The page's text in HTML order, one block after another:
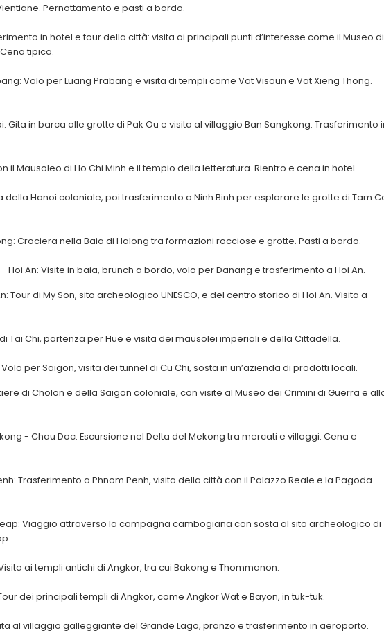
Pernottamento e pasti a bordo.
in hotel e tour della città: visita ai principali punti d’interesse come il Museo di
tipica.
Volo per Luang Prabang e visita di templi come Vat Visoun e Vat Xieng Thong.
Gita in barca alle grotte di Pak Ou e visita al villaggio Ban Sangkong. Trasferimento
il Mausoleo di Ho Chi Minh e il tempio della letteratura. Rientro e cena in hotel.
della Hanoi coloniale, poi trasferimento a Ninh Binh per esplorare le grotte di Tam
Crociera nella Baia di Halong tra formazioni rocciose e grotte. Pasti a bordo.
Hoi An: Visite in baia, brunch a bordo, volo per Danang e trasferimento a Hoi An.
Tour di My Son, sito archeologico UNESCO, e del centro storico di Hoi An. Visita a
Tai Chi, partenza per Hue e visita dei mausolei imperiali e della Cittadella.
per Saigon, visita dei tunnel di Cu Chi, sosta in un’azienda di prodotti locali.
di Cholon e della Saigon coloniale, con visite al Museo dei Crimini di Guerra e
- Chau Doc: Escursione nel Delta del Mekong tra mercati e villaggi. Cena e
Trasferimento a Phnom Penh, visita della città con il Palazzo Reale e la Pagoda
Viaggio attraverso la campagna cambogiana con sosta al sito archeologico di
ai templi antichi di Angkor, tra cui Bakong e Thommanon.
dei principali templi di Angkor, come Angkor Wat e Bayon, in tuk-tuk.
al villaggio galleggiante del Grande Lago, pranzo e trasferimento in aeroporto.